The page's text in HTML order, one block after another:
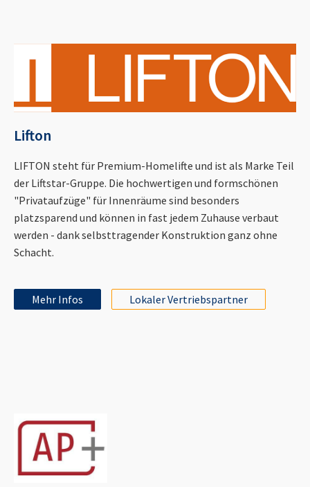
Lifton
LIFTON steht für Premium-Homelifte und ist als Marke Teil
der Liftstar-Gruppe. Die hochwertigen und formschönen
"Privataufzüge" für Innenräume sind besonders
platzsparend und können in fast jedem Zuhause verbaut
werden - dank selbsttragender Konstruktion ganz ohne
Schacht.
Mehr Infos Lokaler Vertriebspartner